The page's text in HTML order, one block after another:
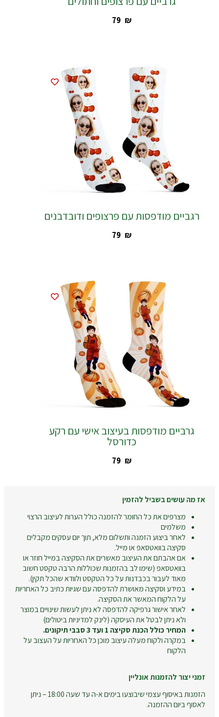
‎79 ₪
רגביים מודפסות עם פרצופים ודובדבנים
‎79 ₪
גרביים מודפסות בעיצוב אישי עם רקע
כדורסל
‎79 ₪
אז מה עושים בשביל להזמין
מצרפים את כל החומר להזמנה כולל הערות לעיצוב הרצוי
משלמים
לאחר ביצוע הזמנה ותשלום מלא, תוך יום עסקים מקבלים
סקיצה בוואטסאפ או מייל.
אם אהבתם את העיצוב מאשרים את הסקיצה במייל חוזר או
בוואטסאפ (שימו לב בהזמנות שכוללות הרבה טקסט חשוב
מאוד לעבור בכבדנות על כל הטקסט ולוודא שהכל תקין).
במידע וסקיצה מאושרת להדפסה עם שגיות כתיב כל האחריות
על הלקוח המאשר את הסקיצה.
לאחר אישור גרפיקה להדפסה לא ניתן לעשות שינויים במוצר
ולא ניתן לבטל את העיסקה (לינק למדיניות ביטולים)
המחיר כולל הכנת סקיצה 1 ועד 3 סבבי תיקונים.
במקרה ולקוח מעלה עיצוב מוכן כל האחריות על העצוב על
הלקוח
זמני יצור להזמנות אונליין
הזמנות באיסוף עצמי שיבוצעו בימים א-ה עד שעה 18:00 – ניתן
לאסוף ביום ההזמנה.